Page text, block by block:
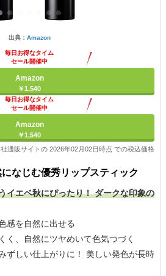
出典： Amazon
毎日お得なタイム
セール開催中
Amazon
￥1,540
毎日お得なタイム
セール開催中
Amazon
￥1,540
通販サイトの 2026年02月02日時点 での税込価格
なじむ優秀リップスティック
イエベ秋にぴったり！ ダークな印象の
感を自然に出せる
、自然にツヤめいて色気つづく
ずしい仕上がりに！ 美しい発色が長時